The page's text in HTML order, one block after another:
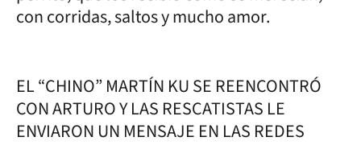
con corridas, saltos y mucho amor.
EL “CHINO” MARTÍN KU SE REENCONTRÓ
CON ARTURO Y LAS RESCATISTAS LE
ENVIARON UN MENSAJE EN LAS REDES